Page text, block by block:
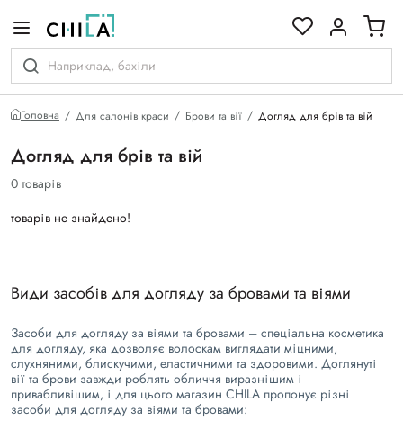
Головна Для салонів краси Брови та вії Догляд для брів та вій
Догляд для брів та вій
0 товарів
товарів не знайдено!
Види засобів для догляду за бровами та віями
Засоби для догляду за віями та бровами – спеціальна косметика
для догляду, яка дозволяє волоскам виглядати міцними,
слухняними, блискучими, еластичними та здоровими. Доглянуті
вії та брови завжди роблять обличчя виразнішим і
привабливішим, і для цього магазин CHILA пропонує різні
засоби для догляду за віями та бровами:
гамі